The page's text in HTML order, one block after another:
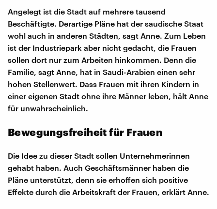
Angelegt ist die Stadt auf mehrere tausend
Beschäftigte. Derartige Pläne hat der saudische Staat
wohl auch in anderen Städten, sagt Anne. Zum Leben
ist der Industriepark aber nicht gedacht, die Frauen
sollen dort nur zum Arbeiten hinkommen. Denn die
Familie, sagt Anne, hat in Saudi-Arabien einen sehr
hohen Stellenwert. Dass Frauen mit ihren Kindern in
einer eigenen Stadt ohne ihre Männer leben, hält Anne
für unwahrscheinlich.
Bewegungsfreiheit für Frauen
Die Idee zu dieser Stadt sollen Unternehmerinnen
gehabt haben. Auch Geschäftsmänner haben die
Pläne unterstützt, denn sie erhoffen sich positive
Effekte durch die Arbeitskraft der Frauen, erklärt Anne.